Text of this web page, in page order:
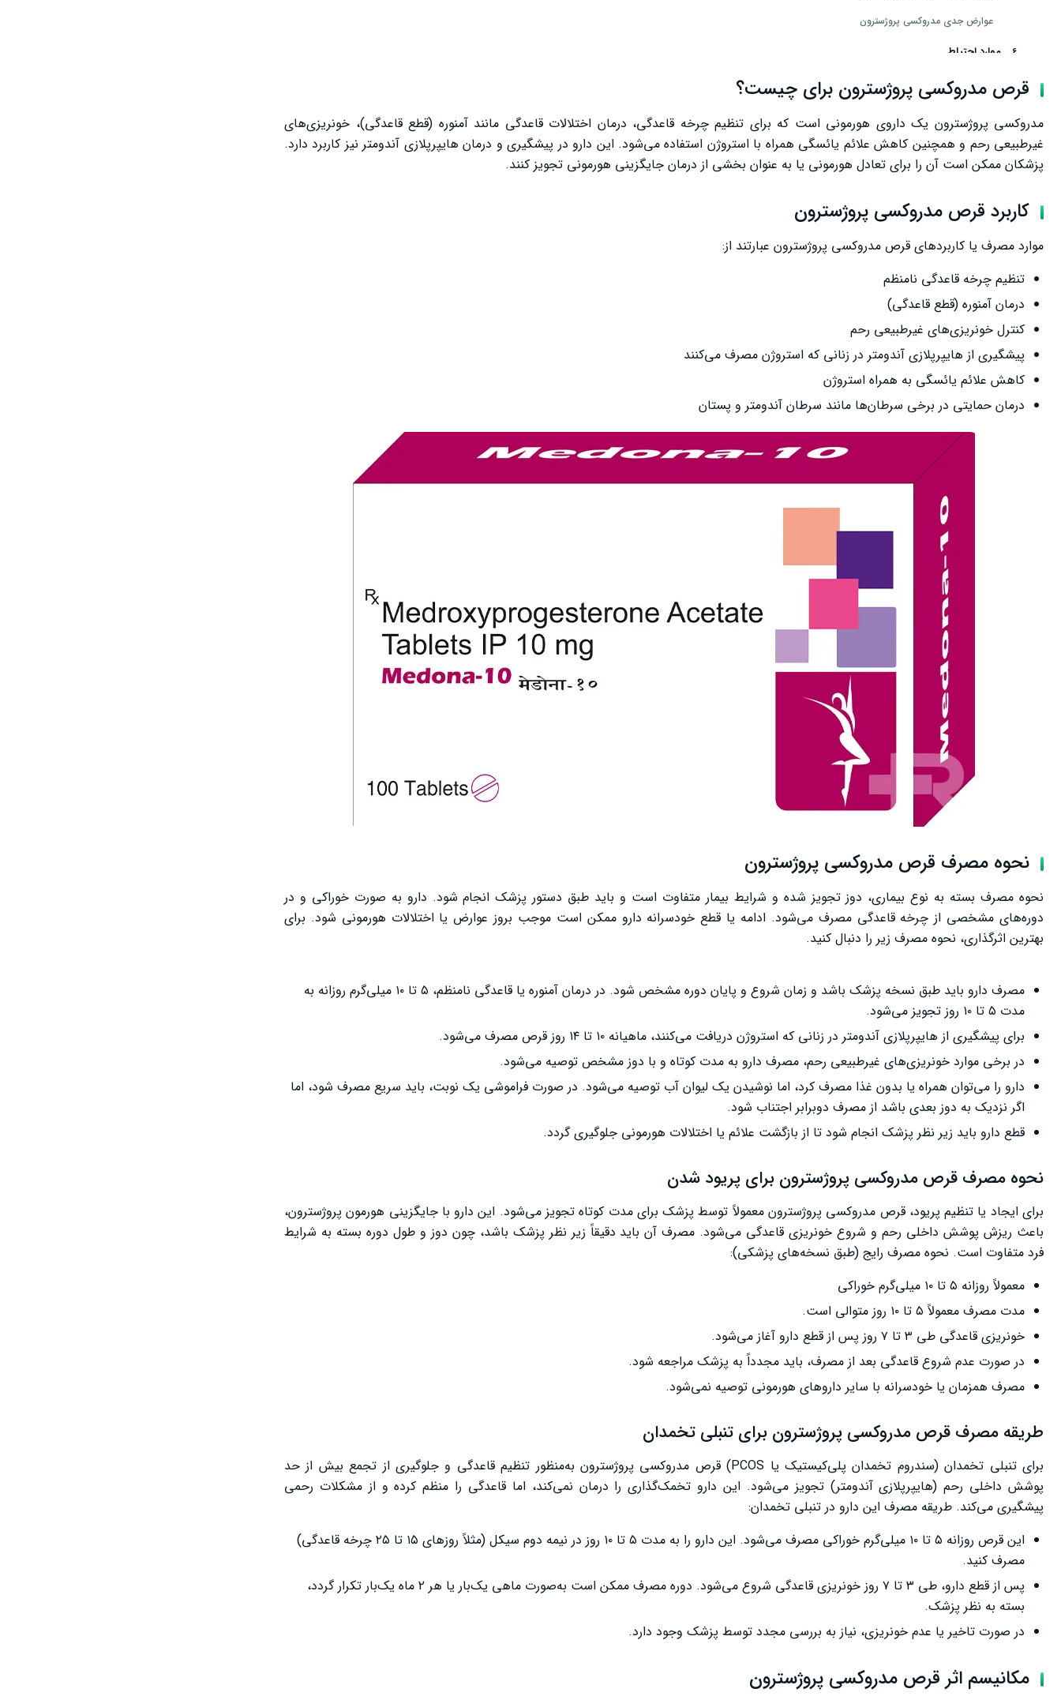
عوارض جدی مدروکسی پروژسترون
موارد احتیاط
قرص مدروکسی پروژسترون در بارداری
کیا با قرص مدروکسی پروژسترون باردار شدند؟
تداخل دارویی
سخن پایانی
قرص مدروکسی پروژسترون برای چیست؟
مدروکسی پروژسترون یک داروی هورمونی است که برای تنظیم چرخه قاعدگی، درمان اختلالات قاعدگی مانند آمنوره (قطع قاعدگی)، خونریزی‌های
غیرطبیعی رحم و همچنین کاهش علائم یائسگی همراه با استروژن استفاده می‌شود. این دارو در پیشگیری و درمان هایپرپلازی آندومتر نیز کاربرد دارد.
پزشکان ممکن است آن را برای تعادل هورمونی یا به عنوان بخشی از درمان جایگزینی هورمونی تجویز کنند.
کاربرد قرص مدروکسی پروژسترون
موارد مصرف یا کاربردهای قرص مدروکسی پروژسترون عبارتند از:
تنظیم چرخه قاعدگی نامنظم
درمان آمنوره (قطع قاعدگی)
کنترل خونریزی‌های غیرطبیعی رحم
پیشگیری از هایپرپلازی آندومتر در زنانی که استروژن مصرف می‌کنند
کاهش علائم یائسگی به همراه استروژن
درمان حمایتی در برخی سرطان‌ها مانند سرطان آندومتر و پستان
نحوه مصرف قرص مدروکسی پروژسترون
نحوه مصرف بسته به نوع بیماری، دوز تجویز شده و شرایط بیمار متفاوت است و باید طبق دستور پزشک انجام شود. دارو به صورت خوراکی و در
دوره‌های مشخصی از چرخه قاعدگی مصرف می‌شود. ادامه یا قطع خودسرانه دارو ممکن است موجب بروز عوارض یا اختلالات هورمونی شود. برای
بهترین اثرگذاری، نحوه مصرف زیر را دنبال کنید.
مصرف دارو باید طبق نسخه پزشک باشد و زمان شروع و پایان دوره مشخص شود. در درمان آمنوره یا قاعدگی نامنظم، ۵ تا ۱۰ میلی‌گرم روزانه به
مدت ۵ تا ۱۰ روز تجویز می‌شود.
برای پیشگیری از هایپرپلازی آندومتر در زنانی که استروژن دریافت می‌کنند، ماهیانه ۱۰ تا ۱۴ روز قرص مصرف می‌شود.
در برخی موارد خونریزی‌های غیرطبیعی رحم، مصرف دارو به مدت کوتاه و با دوز مشخص توصیه می‌شود.
دارو را می‌توان همراه یا بدون غذا مصرف کرد، اما نوشیدن یک لیوان آب توصیه می‌شود. در صورت فراموشی یک نوبت، باید سریع مصرف شود، اما
اگر نزدیک به دوز بعدی باشد از مصرف دوبرابر اجتناب شود.
قطع دارو باید زیر نظر پزشک انجام شود تا از بازگشت علائم یا اختلالات هورمونی جلوگیری گردد.
نحوه مصرف قرص مدروکسی پروژسترون برای پریود شدن
برای ایجاد یا تنظیم پریود، قرص مدروکسی پروژسترون معمولاً توسط پزشک برای مدت کوتاه تجویز می‌شود. این دارو با جایگزینی هورمون پروژسترون،
باعث ریزش پوشش داخلی رحم و شروع خونریزی قاعدگی می‌شود. مصرف آن باید دقیقاً زیر نظر پزشک باشد، چون دوز و طول دوره بسته به شرایط
فرد متفاوت است. نحوه مصرف رایج (طبق نسخه‌های پزشکی):
معمولاً روزانه ۵ تا ۱۰ میلی‌گرم خوراکی
مدت مصرف معمولاً ۵ تا ۱۰ روز متوالی است.
خونریزی قاعدگی طی ۳ تا ۷ روز پس از قطع دارو آغاز می‌شود.
در صورت عدم شروع قاعدگی بعد از مصرف، باید مجدداً به پزشک مراجعه شود.
مصرف همزمان یا خودسرانه با سایر داروهای هورمونی توصیه نمی‌شود.
طریقه مصرف قرص مدروکسی پروژسترون برای تنبلی تخمدان
برای تنبلی تخمدان (سندروم تخمدان پلی‌کیستیک یا PCOS) قرص مدروکسی پروژسترون به‌منظور تنظیم قاعدگی و جلوگیری از تجمع بیش از حد
پوشش داخلی رحم (هایپرپلازی آندومتر) تجویز می‌شود. این دارو تخمک‌گذاری را درمان نمی‌کند، اما قاعدگی را منظم کرده و از مشکلات رحمی
پیشگیری می‌کند. طریقه مصرف این دارو در تنبلی تخمدان:
این قرص روزانه ۵ تا ۱۰ میلی‌گرم خوراکی مصرف می‌شود. این دارو را به مدت ۵ تا ۱۰ روز در نیمه دوم سیکل (مثلاً روزهای ۱۵ تا ۲۵ چرخه قاعدگی)
مصرف کنید.
پس از قطع دارو، طی ۳ تا ۷ روز خونریزی قاعدگی شروع می‌شود. دوره مصرف ممکن است به‌صورت ماهی یک‌بار یا هر ۲ ماه یک‌بار تکرار گردد،
بسته به نظر پزشک.
در صورت تاخیر یا عدم خونریزی، نیاز به بررسی مجدد توسط پزشک وجود دارد.
مکانیسم اثر قرص مدروکسی پروژسترون